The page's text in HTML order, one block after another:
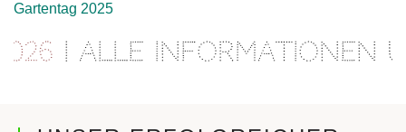
Gartentag 2025
| Alle Informationen